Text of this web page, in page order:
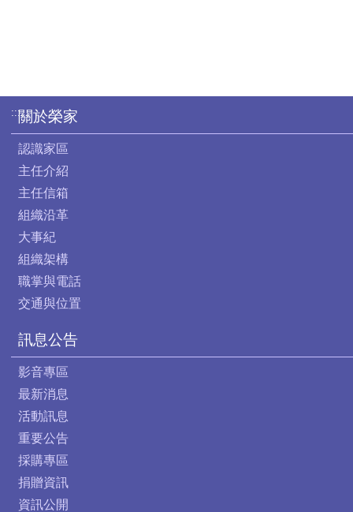
:::關於榮家
認識家區
主任介紹
主任信箱
組織沿革
大事紀
組織架構
職掌與電話
交通與位置
訊息公告
影音專區
最新消息
活動訊息
重要公告
採購專區
捐贈資訊
資訊公開